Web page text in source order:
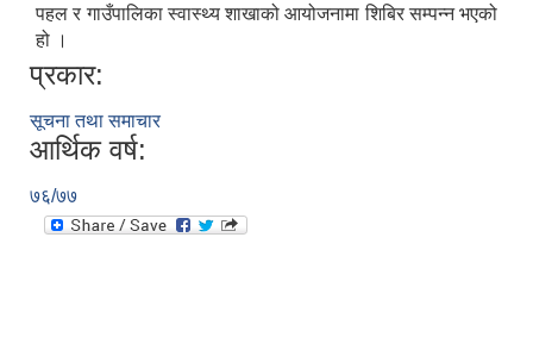
पहल र गाउँपालिका स्वास्थ्य शाखाको आयोजनामा शिबिर सम्पन्न भएको
हो ।
प्रकार:
सूचना तथा समाचार
आर्थिक वर्ष:
७६/७७